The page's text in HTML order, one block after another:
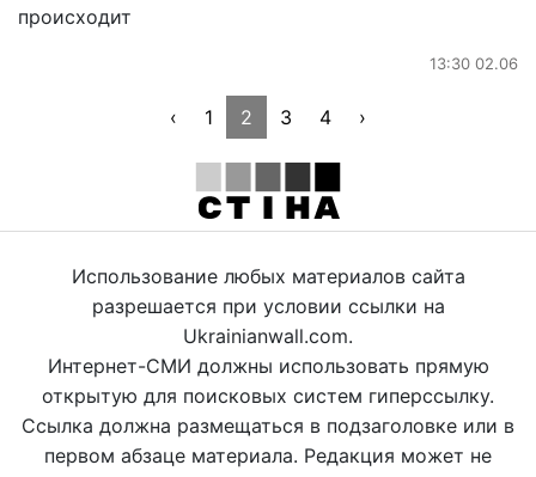
происходит
13:30 02.06
‹ 1 2 3 4 ›
Использование любых материалов сайта
разрешается при условии ссылки на
Ukrainianwall.com.
Интернет-СМИ должны использовать прямую
открытую для поисковых систем гиперссылку.
Ссылка должна размещаться в подзаголовке или в
первом абзаце материала. Редакция может не